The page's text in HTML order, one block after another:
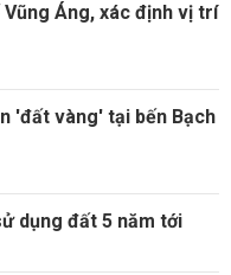
Áng, xác định vị trí
'đất vàng' tại bến Bạch
dụng đất 5 năm tới